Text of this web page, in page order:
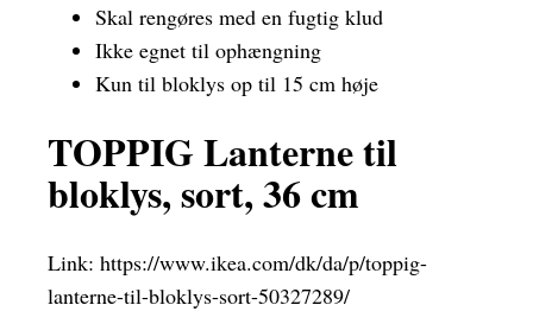
Skal rengøres med en fugtig klud
Ikke egnet til ophængning
Kun til bloklys op til 15 cm høje
TOPPIG Lanterne til
bloklys, sort, 36 cm
Link: https://www.ikea.com/dk/da/p/toppig-
lanterne-til-bloklys-sort-50327289/